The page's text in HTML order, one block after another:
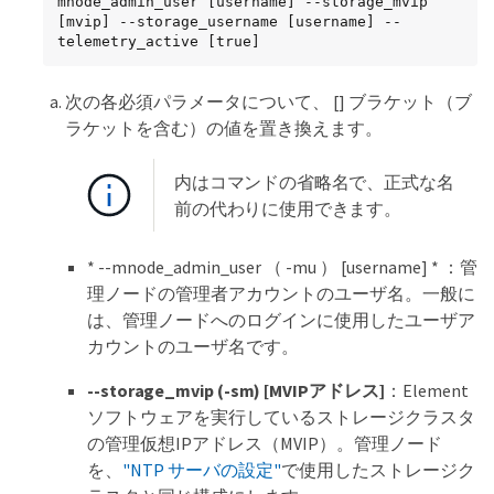
[mvip] --storage_username [username] --
telemetry_active [true]
次の各必須パラメータについて、 [] ブラケット（ブ
ラケットを含む）の値を置き換えます。
内はコマンドの省略名で、正式な名
前の代わりに使用できます。
* --mnode_admin_user （ -mu ） [username] * ：管
理ノードの管理者アカウントのユーザ名。一般に
は、管理ノードへのログインに使用したユーザア
カウントのユーザ名です。
--storage_mvip (-sm) [MVIPアドレス] ：Element
ソフトウェアを実行しているストレージクラスタ
の管理仮想IPアドレス（MVIP）。管理ノード
を、 "NTP サーバの設定"で使用したストレージク